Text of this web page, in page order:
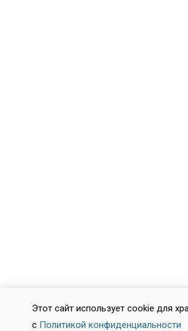
Этот сайт использует cookie для
с Политикой конфиденциальности